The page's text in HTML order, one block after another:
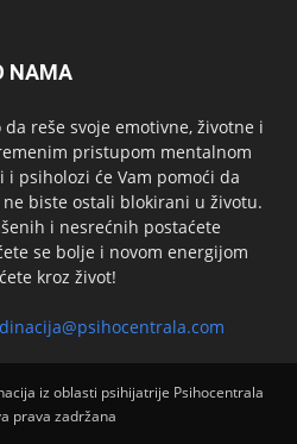
NAMA
reše svoje emotivne, životne i
pristupom mentalnom
psiholozi će Vam pomoći da
biste ostali blokirani u životu.
i nesrećnih postaćete
se bolje i novom energijom
kroz život!
iz oblasti psihijatrije Psihocentrala
prava zadržana